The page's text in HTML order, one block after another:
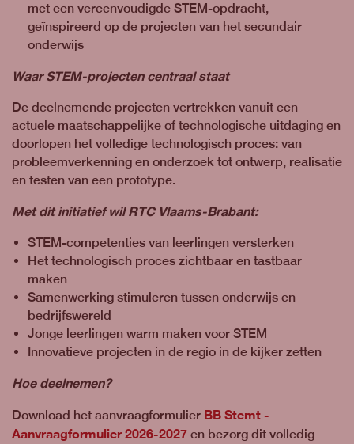
met een vereenvoudigde STEM-opdracht,
geïnspireerd op de projecten van het secundair
onderwijs
Waar STEM-projecten centraal staat
De deelnemende projecten vertrekken vanuit een
actuele maatschappelijke of technologische uitdaging en
doorlopen het volledige technologisch proces: van
probleemverkenning en onderzoek tot ontwerp, realisatie
en testen van een prototype.
Met dit initiatief wil RTC Vlaams-Brabant:
STEM-competenties van leerlingen versterken
Het technologisch proces zichtbaar en tastbaar
maken
Samenwerking stimuleren tussen onderwijs en
bedrijfswereld
Jonge leerlingen warm maken voor STEM
Innovatieve projecten in de regio in de kijker zetten
Hoe deelnemen?
Download het aanvraagformulier BB Stemt -
Aanvraagformulier 2026-2027 en bezorg dit volledig